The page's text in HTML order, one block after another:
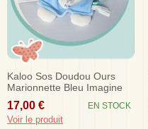
Kaloo Sos Doudou Ours
Marionnette Bleu Imagine
Brille Dans Le Noir
17,00 € EN STOCK
Voir le produit